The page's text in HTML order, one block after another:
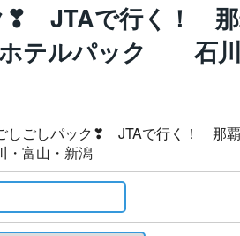
❣ JTAで行く！
テルパック 石川
しごしパック❣ JTAで行く！ 那
・富山・新潟